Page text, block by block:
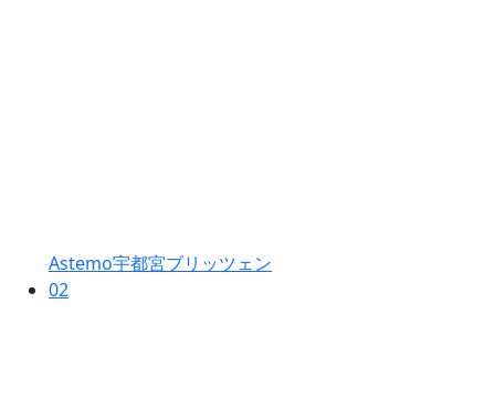
Astemo宇都宮ブリッツェン
02